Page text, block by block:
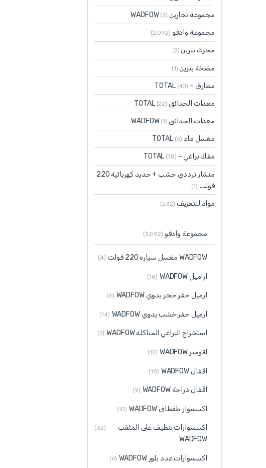
مجموعة نجارين WADFOW (2)
مجموعة وادفو (2٬092)
محرك بنزين (2)
مضخة بنزين (1)
مطارق – TOTAL (40)
معدات الحدائق TOTAL (22)
معدات الحدائق WADFOW (1)
مغسل ماء TOTAL (5)
مفك براغي – TOTAL (78)
منشار ترددي خشب + حديد كهربائية 220
فولت (1)
مواد للتعريف (232)
مجموعة وادفو (2٬092)
WADFOW مغسل سياره 220 فولت (4)
ازاميل WADFOW (18)
ازميل حفر حجر يدوي WADFOW (6)
ازميل حفر خشب يدوي WADFOW (14)
استخراج البراغي المتآكلة WADFOW (2)
افومتر WADFOW (12)
اقفال WADFOW (18)
اقفال دراجة WADFOW (9)
اكسسوار طقطاق WADFOW (10)
اكسسوارات تنظيف على المثقب
WADFOW
(32)
اكسسوارات عدد بلور WADFOW (6)